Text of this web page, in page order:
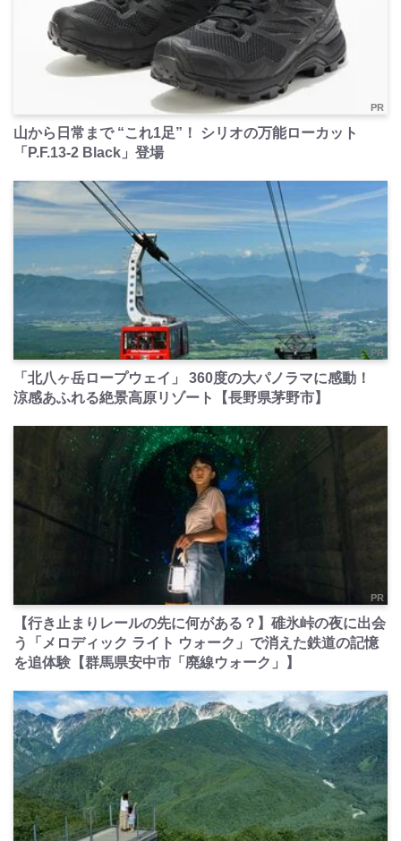
PR
山から日常まで “これ1足”！ シリオの万能ローカット
「P.F.13-2 Black」登場
PR
「北八ヶ岳ロープウェイ」 360度の大パノラマに感動！
涼感あふれる絶景高原リゾート【長野県茅野市】
PR
【行き止まりレールの先に何がある？】碓氷峠の夜に出会
う「メロディック ライト ウォーク」で消えた鉄道の記憶
を追体験【群馬県安中市「廃線ウォーク」】